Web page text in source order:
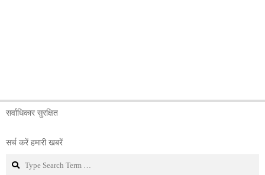
सर्वाधिकार सुरक्षित
सर्च करें हमारी खबरें